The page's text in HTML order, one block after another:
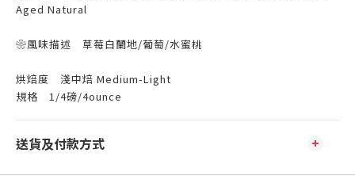
Aged Natural
❀風味描述 草莓白蘭地/葡萄/水蜜桃
烘焙度 淺中焙 Medium-Light
規格 1/4磅/4ounce
送貨及付款方式